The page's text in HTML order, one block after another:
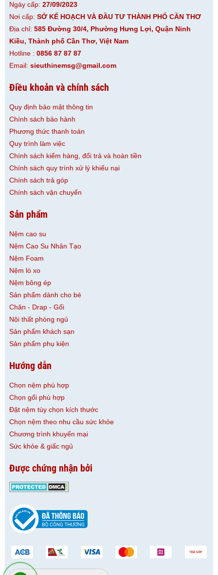
Ngày cấp: 27/09/2023
Nơi cấp: SỞ KẾ HOẠCH VÀ ĐẦU TƯ THÀNH PHỐ CẦN THƠ
Địa chỉ: 585 Đường 30/4, Phường Hưng Lợi, Quận Ninh
Kiều, Thành phố Cần Thơ, Việt Nam
Hotline : 0856 87 87 87
Email: sieuthinemsg@gmail.com
Điều khoản và chính sách
Quy định bảo mật thông tin
Chính sách bảo hành
Phương thức thanh toán
Quy trình làm việc
Chính sách kiểm hàng, đổi trả và hoàn tiền
Chính sách quy trình xử lý khiếu nại
Chính sách trả góp
Chính sách vận chuyển
Sản phẩm
Nệm cao su
Nệm Cao Su Nhân Tạo
Nệm Foam
Nệm lò xo
Nệm bông ép
Sản phẩm dành cho bé
Chăn - Drap - Gối
Nội thất phòng ngủ
Sản phẩm khách sạn
Sản phẩm phụ kiện
Hướng dẫn
Chọn nệm phù hợp
Chọn gối phù hợp
Đặt nệm tùy chọn kích thước
Chọn nệm theo nhu cầu sức khỏe
Chương trình khuyến mại
Sức khỏe & giấc ngủ
Được chứng nhận bởi